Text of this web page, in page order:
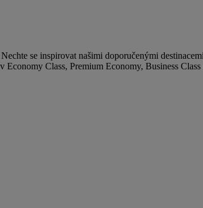
se inspirovat našimi doporučenými
Class, Premium Economy, Business Class